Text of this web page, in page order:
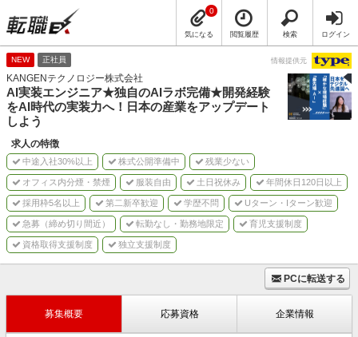
気になる
0
閲覧履歴 検索 ログイン
NEW 正社員 情報提供元
KANGENテクノロジー株式会社
AI実装エンジニア★独自のAIラボ完備★開発経験
をAI時代の実装力へ！日本の産業をアップデート
しよう
求人の特徴
中途入社30%以上 株式公開準備中 残業少ない
オフィス内分煙・禁煙 服装自由 土日祝休み 年間休日120日以上
採用枠5名以上 第二新卒歓迎 学歴不問 Uターン・Iターン歓迎
急募（締め切り間近） 転勤なし・勤務地限定 育児支援制度
資格取得支援制度 独立支援制度
PCに転送する
募集概要 応募資格 企業情報